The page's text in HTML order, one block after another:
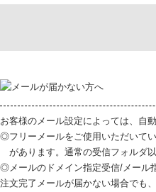
お客様のメール設定によっては、自
◎フリーメールをご使用いただいて
があります。通常の受信フォルダ
◎メールのドメイン指定受信/メール
注文完了メールが届かない場合でも